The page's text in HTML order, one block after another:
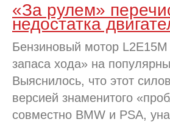
«За рулем»
недостатка
Бензиновый мотор L2E15M
запаса хода» на
Выяснилось, что этот
версией знаменитого
совместно BMW и PSA,